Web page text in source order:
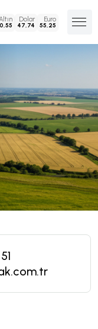
Dolar
47,74
Euro
55,25